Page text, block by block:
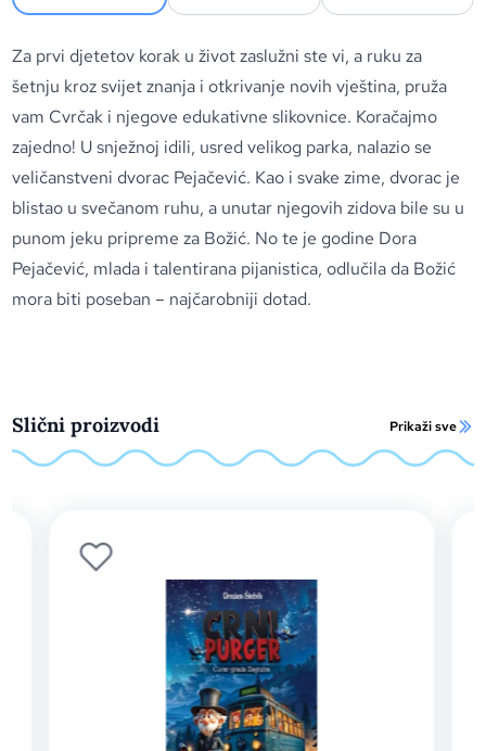
Za prvi djetetov korak u život zaslužni ste vi, a ruku za
šetnju kroz svijet znanja i otkrivanje novih vještina, pruža
vam Cvrčak i njegove edukativne slikovnice. Koračajmo
zajedno! U snježnoj idili, usred velikog parka, nalazio se
veličanstveni dvorac Pejačević. Kao i svake zime, dvorac je
blistao u svečanom ruhu, a unutar njegovih zidova bile su u
punom jeku pripreme za Božić. No te je godine Dora
Pejačević, mlada i talentirana pijanistica, odlučila da Božić
mora biti poseban – najčarobniji dotad.
Slični proizvodi Prikaži sve